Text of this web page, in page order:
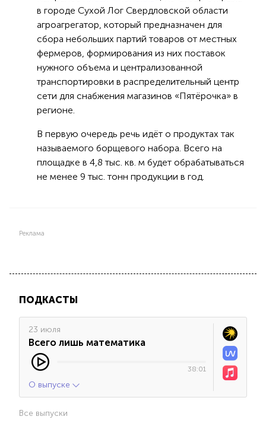
в городе Сухой Лог Свердловской области
агроагрегатор, который предназначен для
сбора небольших партий товаров от местных
фермеров, формирования из них поставок
нужного объема и централизованной
транспортировки в распределительный центр
сети для снабжения магазинов «Пятёрочка» в
регионе.
В первую очередь речь идёт о продуктах так
называемого борщевого набора. Всего на
площадке в 4,8 тыс. кв. м будет обрабатываться
не менее 9 тыс. тонн продукции в год.
Реклама
ПОДКАСТЫ
23 июля
Всего лишь математика
38:01
О выпуске
Все выпуски